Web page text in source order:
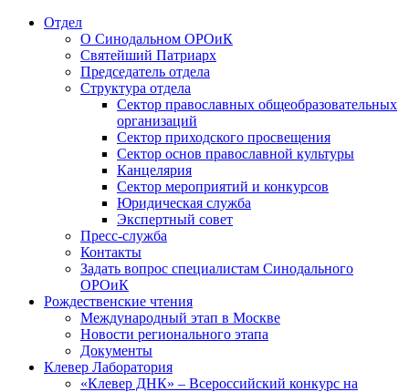
Отдел
О Синодальном ОРОиК
Святейший Патриарх
Председатель отдела
Структура отдела
Сектор православных общеобразовательных
организаций
Сектор приходского просвещения
Сектор основ православной культуры
Канцелярия
Сектор мероприятий и конкурсов
Юридическая служба
Экспертный совет
Пресс-служба
Контакты
Задать вопрос специалистам Синодального
ОРОиК
Рождественские чтения
Международный этап в Москве
Новости регионального этапа
Документы
Клевер Лаборатория
«Клевер ДНК» – Всероссийский конкурс на